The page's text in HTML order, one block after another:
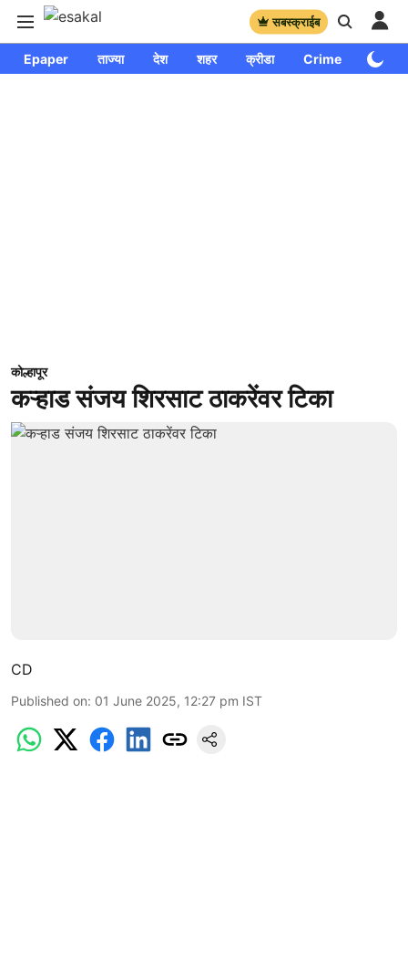
सबस्क्राईब
Epaper ताज्या देश शहर क्रीडा Crime
कोल्हापूर
कऱ्हाड संजय शिरसाट ठाकरेंवर टिका
CD
Published on: 01 June 2025, 12:27 pm IST